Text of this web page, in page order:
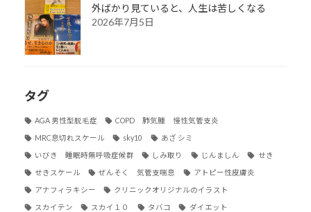
外ばかり見ていると、人生は苦しくなる
2026年7月5日
タグ
AGA 男性型脱毛症 COPD 肺気腫 慢性気管支炎
MRC息切れスケール sky10 あざ シミ
いびき 睡眠時無呼吸症候群 しみ取り じんましん せき
せきスケール ぜんそく 気管支喘息 アトピー性皮膚炎
アナフィラキシー クリニックオリジナルのイラスト
スカイテン スカイ１０ タバコ ダイエット